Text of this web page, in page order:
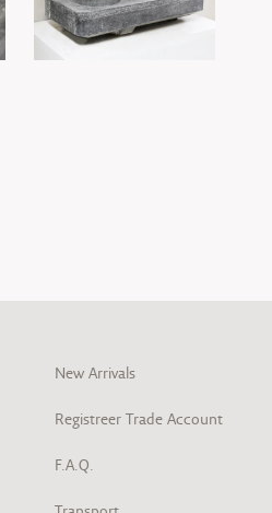
New Arrivals
Registreer Trade Account
F.A.Q.